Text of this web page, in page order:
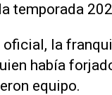
temporada
la
había
equipo.